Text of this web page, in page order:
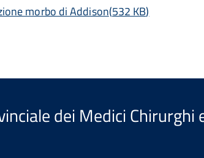
morbo di Addison(532 KB)
dei Medici